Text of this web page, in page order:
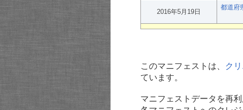
2016年5月19日
都道府
このマニフェストは、 ク
ています。
マニフェストデータを再